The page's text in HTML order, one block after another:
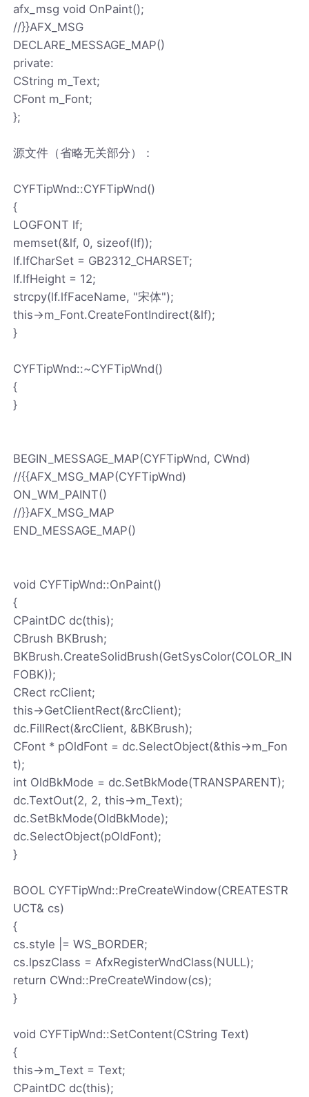
afx_msg void OnPaint();
//}}AFX_MSG
DECLARE_MESSAGE_MAP()
private:
CString m_Text;
CFont m_Font;
};
源文件（省略无关部分）：
CYFTipWnd::CYFTipWnd()
{
LOGFONT lf;
memset(&lf, 0, sizeof(lf));
lf.lfCharSet = GB2312_CHARSET;
lf.lfHeight = 12;
strcpy(lf.lfFaceName, "宋体");
this->m_Font.CreateFontIndirect(&lf);
}
CYFTipWnd::~CYFTipWnd()
{
}
BEGIN_MESSAGE_MAP(CYFTipWnd, CWnd)
//{{AFX_MSG_MAP(CYFTipWnd)
ON_WM_PAINT()
//}}AFX_MSG_MAP
END_MESSAGE_MAP()
void CYFTipWnd::OnPaint()
{
CPaintDC dc(this);
CBrush BKBrush;
BKBrush.CreateSolidBrush(GetSysColor(COLOR_IN
FOBK));
CRect rcClient;
this->GetClientRect(&rcClient);
dc.FillRect(&rcClient, &BKBrush);
CFont * pOldFont = dc.SelectObject(&this->m_Fon
t);
int OldBkMode = dc.SetBkMode(TRANSPARENT);
dc.TextOut(2, 2, this->m_Text);
dc.SetBkMode(OldBkMode);
dc.SelectObject(pOldFont);
}
BOOL CYFTipWnd::PreCreateWindow(CREATESTR
UCT& cs)
{
cs.style |= WS_BORDER;
cs.lpszClass = AfxRegisterWndClass(NULL);
return CWnd::PreCreateWindow(cs);
}
void CYFTipWnd::SetContent(CString Text)
{
this->m_Text = Text;
CPaintDC dc(this);